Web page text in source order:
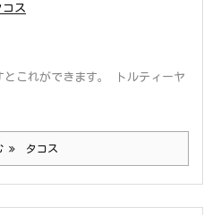
コス
とこれができます。 トルティーヤ
タコス